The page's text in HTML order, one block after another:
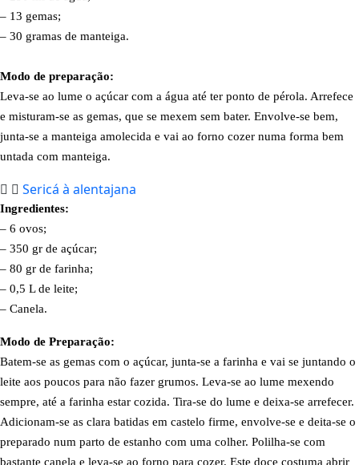
– 13 gemas;
– 30 gramas de manteiga.
Modo de preparação:
Leva-se ao lume o açúcar com a água até ter ponto de pérola. Arrefece
e misturam-se as gemas, que se mexem sem bater. Envolve-se bem,
junta-se a manteiga amolecida e vai ao forno cozer numa forma bem
untada com manteiga.
Sericá à alentajana
Ingredientes:
– 6 ovos;
– 350 gr de açúcar;
– 80 gr de farinha;
– 0,5 L de leite;
– Canela.
Modo de Preparação:
Batem-se as gemas com o açúcar, junta-se a farinha e vai se juntando o
leite aos poucos para não fazer grumos. Leva-se ao lume mexendo
sempre, até a farinha estar cozida. Tira-se do lume e deixa-se arrefecer.
Adicionam-se as clara batidas em castelo firme, envolve-se e deita-se o
preparado num parto de estanho com uma colher. Polilha-se com
bastante canela e leva-se ao forno para cozer. Este doce costuma abrir